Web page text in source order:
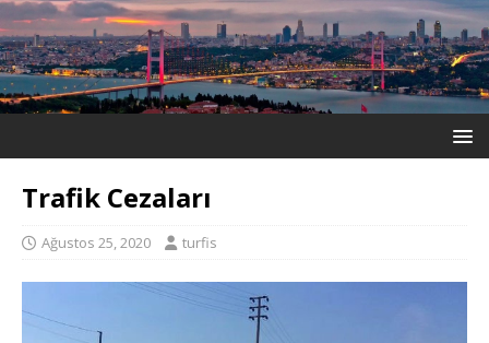
Trafik Cezaları
Ağustos 25, 2020 turfis